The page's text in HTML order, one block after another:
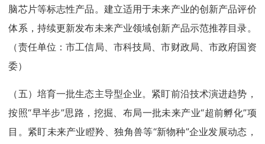
脑芯片等标志性产品。建立适用于未来产业的创新产品评价
体系，持续更新发布未来产业领域创新产品示范推荐目录。
（责任单位：市工信局、市科技局、市财政局、市政府国资
委）
（五）培育一批生态主导型企业。紧盯前沿技术演进趋势，
按照“早半步”思路，挖掘、布局一批未来产业“超前孵化”项
目。紧盯未来产业瞪羚、独角兽等“新物种”企业发展动态，